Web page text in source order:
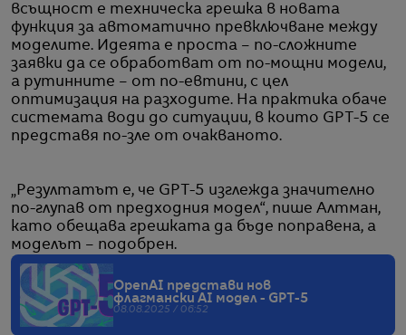
всъщност е техническа грешка в новата
функция за автоматично превключване между
моделите. Идеята е проста – по-сложните
заявки да се обработват от по-мощни модели,
а рутинните – от по-евтини, с цел
оптимизация на разходите. На практика обаче
системата води до ситуации, в които GPT-5 се
представя по-зле от очакваното.
„Резултатът е, че GPT-5 изглежда значително
по-глупав от предходния модел“, пише Алтман,
като обещава грешката да бъде поправена, а
моделът – подобрен.
OpenAI представи нов
флагмански AI модел - GPT-5
08.08.2025 / 06:52